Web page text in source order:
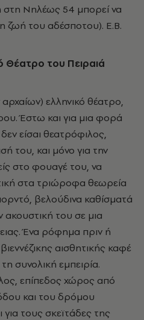
στη Νηλέως 54 μπορεί να
ζωή του αδέσποτου). Ε.Β.
Θέατρο του Πειραιά
ελληνικό θέατρο,
Έστω και για μια φορά
είσαι θεατρόφιλος,
του, και μόνο για την
στο φουαγέ του, να
στα τριώροφα θεωρεία
βελούδινα καθίσματά
ακουστική του σε μια
Ένα ρόφημα πριν ή
αισθητικής καφέ
συνολική εμπειρία.
επίπεδος χώρος από
και του δρόμου
τους σκεϊτάδες της